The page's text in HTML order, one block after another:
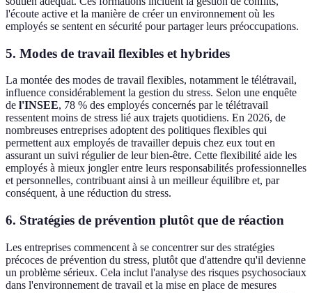
l'écoute active et la manière de créer un environnement où les
employés se sentent en sécurité pour partager leurs préoccupations.
5. Modes de travail flexibles et hybrides
La montée des modes de travail flexibles, notamment le télétravail,
influence considérablement la gestion du stress. Selon une enquête
de l'INSEE, 78 % des employés concernés par le télétravail
ressentent moins de stress lié aux trajets quotidiens. En 2026, de
nombreuses entreprises adoptent des politiques flexibles qui
permettent aux employés de travailler depuis chez eux tout en
assurant un suivi régulier de leur bien-être. Cette flexibilité aide les
employés à mieux jongler entre leurs responsabilités professionnelles
et personnelles, contribuant ainsi à un meilleur équilibre et, par
conséquent, à une réduction du stress.
6. Stratégies de prévention plutôt que de réaction
Les entreprises commencent à se concentrer sur des stratégies
précoces de prévention du stress, plutôt que d'attendre qu'il devienne
un problème sérieux. Cela inclut l'analyse des risques psychosociaux
dans l'environnement de travail et la mise en place de mesures